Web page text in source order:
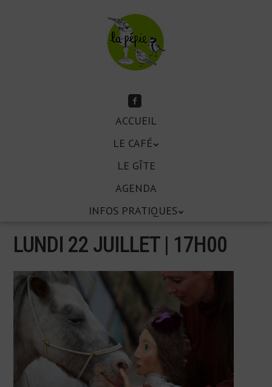
Facebook
ACCUEIL
LE CAFÉ
LE GÎTE
AGENDA
INFOS PRATIQUES
LUNDI 22 JUILLET | 17H00